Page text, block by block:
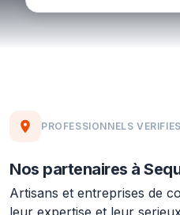
PROFESSIONNELS VERIFIES
Nos partenaires à
Artisans et entreprises de
leur expertise et leur